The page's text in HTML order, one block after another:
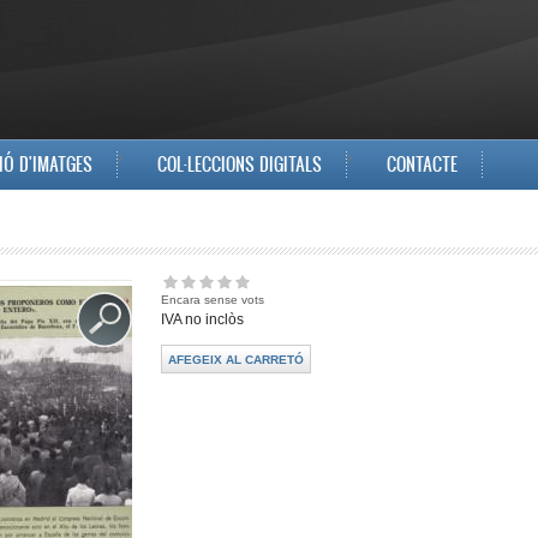
D'IMATGES COL·LECCIONS DIGITALS CONTACTE
Encara sense vots
IVA no inclòs